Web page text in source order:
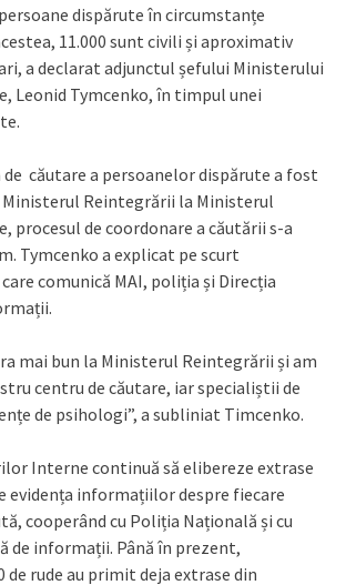
dispărute în circumstanțe
11.000 sunt civili și aproximativ
a declarat adjunctul șefului Ministerului
Leonid Tymcenko, în timpul unei
căutare a persoanelor dispărute a fost
Reintegrării la Ministerul
procesul de coordonare a căutării s-a
Tymcenko a explicat pe scurt
comunică MAI, poliția și Direcția
mai bun la Ministerul Reintegrării și am
centru de căutare, iar specialiștii de
de psihologi”, a subliniat Timcenko.
Interne continuă să elibereze extrase
evidența informațiilor despre fiecare
cooperând cu Poliția Națională și cu
de informații. Până în prezent,
de rude au primit deja extrase din